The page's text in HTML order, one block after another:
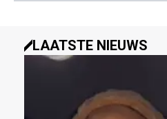
LAATSTE NIEUWS